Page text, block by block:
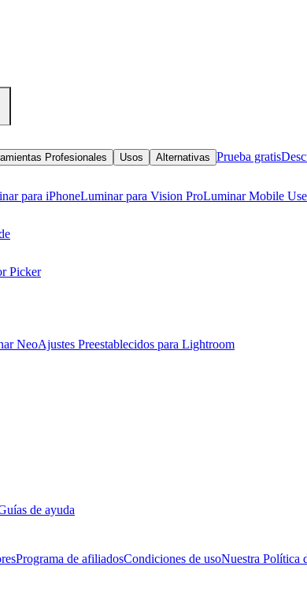
Profesionales Usos Alternativas Prueba gratis
para iPhoneLuminar para Vision ProLuminar Mobile
Picker
NeoAjustes Preestablecidos para Lightroom
de ayuda
Programa de afiliadosCondiciones de usoNuestra Política